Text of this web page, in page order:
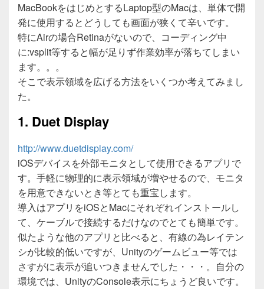
MacBookをはじめとするLaptop型のMacは、単体で開
発に使用するとどうしても画面が狭くて辛いです。
特にAirの場合Retinaがないので、コーディング中
に:vsplit等すると幅が足りず作業効率が落ちてしまい
ます。。。
そこで表示領域を広げる方法をいくつか考えてみまし
た。
1. Duet Display
http://www.duetdisplay.com/
iOSデバイスを外部モニタとして使用できるアプリで
す。手軽に物理的に表示領域が増やせるので、モニタ
を用意できないとき等とても重宝します。
導入はアプリをiOSとMacにそれぞれインストールし
て、ケーブルで接続するだけなのでとても簡単です。
似たような他のアプリと比べると、有線の為レイテン
シが比較的低いですが、Unityのゲームビュー等では
さすがに表示が追いつきませんでした・・・。自分の
環境では、UnityのConsole表示にちょうど良いです。